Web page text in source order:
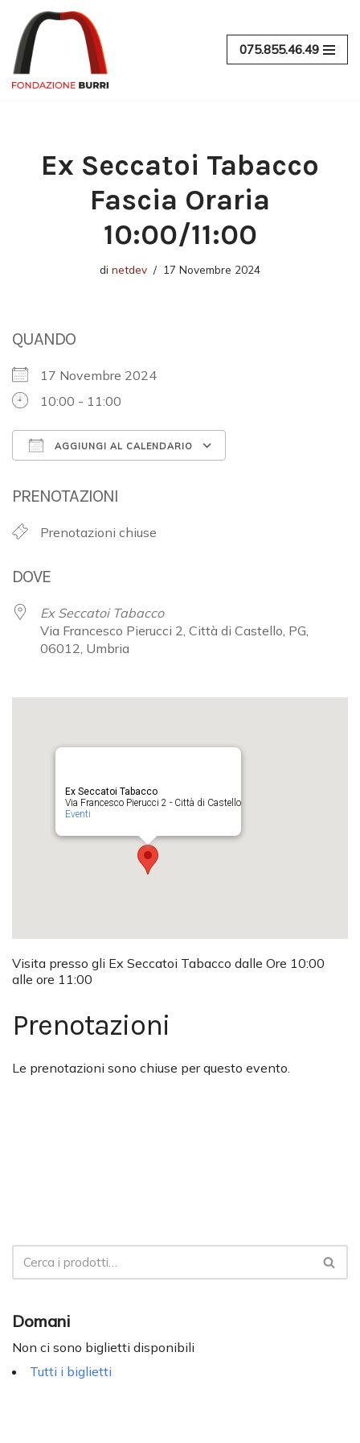
Vai
al
contenuto
075.855.46.49
Ex Seccatoi Tabacco
Fascia Oraria
10:00/11:00
di netdev 17 Novembre 2024
QUANDO
17 Novembre 2024
10:00 - 11:00
AGGIUNGI AL CALENDARIO
PRENOTAZIONI
Prenotazioni chiuse
DOVE
Ex Seccatoi Tabacco
Via Francesco Pierucci 2, Città di Castello, PG,
06012, Umbria
Ex Seccatoi Tabacco
Via Francesco Pierucci 2 - Città di Castello
Eventi
Visita presso gli Ex Seccatoi Tabacco dalle Ore 10:00
alle ore 11:00
Prenotazioni
Le prenotazioni sono chiuse per questo evento.
Domani
Non ci sono biglietti disponibili
Tutti i biglietti